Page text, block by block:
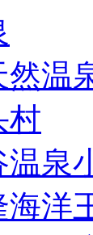
温
村
温泉
洋